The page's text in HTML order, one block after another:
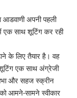
आडवाणी अपनी पहली
एक साथ शूटिंग कर रही
के लिए तैयार है। वह
शूटिंग एक साथ अंग्रेजी
और सहज स्क्रीन
को आमने-सामने स्वीकार